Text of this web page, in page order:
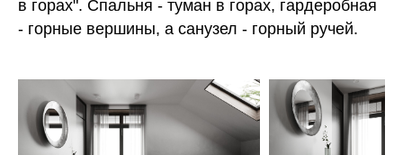
в горах". Спальня - туман в горах, гардеробная
- горные вершины, а санузел - горный ручей.